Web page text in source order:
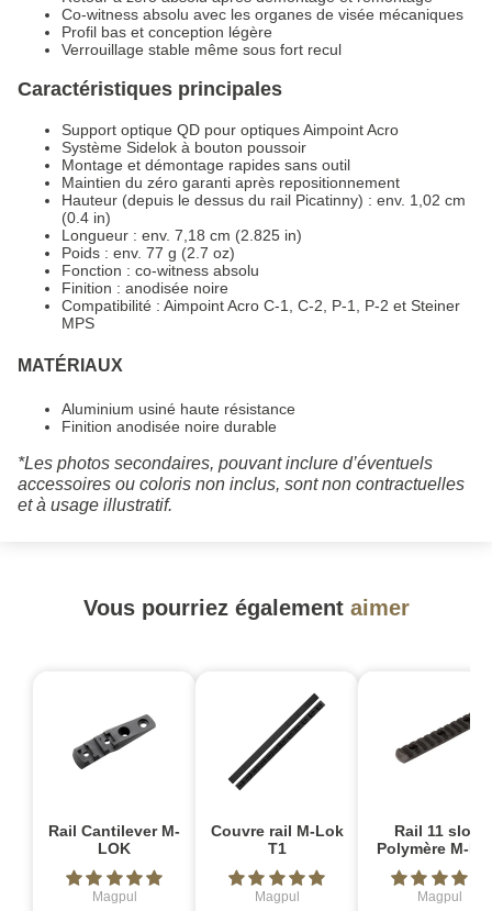
Co-witness absolu avec les organes de visée mécaniques
Profil bas et conception légère
Verrouillage stable même sous fort recul
Caractéristiques principales
Support optique QD pour optiques Aimpoint Acro
Système Sidelok à bouton poussoir
Montage et démontage rapides sans outil
Maintien du zéro garanti après repositionnement
Hauteur (depuis le dessus du rail Picatinny) : env. 1,02 cm
(0.4 in)
Longueur : env. 7,18 cm (2.825 in)
Poids : env. 77 g (2.7 oz)
Fonction : co-witness absolu
Finition : anodisée noire
Compatibilité : Aimpoint Acro C-1, C-2, P-1, P-2 et Steiner
MPS
MATÉRIAUX
Aluminium usiné haute résistance
Finition anodisée noire durable
*Les photos secondaires, pouvant inclure d’éventuels
accessoires ou coloris non inclus, sont non contractuelles
et à usage illustratif.
Vous pourriez également aimer
Rail Cantilever M-
LOK
Magpul
Couvre rail M-Lok
T1
Magpul
Rail 11 slots
Polymère M-
Magpul